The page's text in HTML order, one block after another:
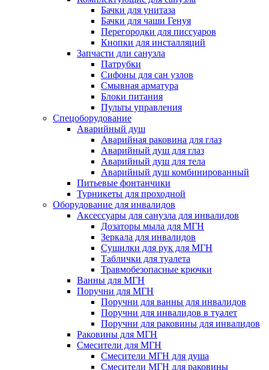
Бачки для унитаза
Бачки для чаши Генуя
Перегородки для писсуаров
Кнопки для инсталляций
Запчасти дли санузла
Патрубки
Сифоны для сан узлов
Смывная арматура
Блоки питания
Пульты управления
Спецоборудование
Аварийный душ
Аварийная раковина для глаз
Аварийный душ для глаз
Аварийный душ для тела
Аварийный душ комбинированный
Питьевые фонтанчики
Турникеты для проходной
Оборудование для инвалидов
Аксессуары для санузла для инвалидов
Дозаторы мыла для МГН
Зеркала для инвалидов
Сушилки для рук для МГН
Таблички для туалета
Травмобезопасные крючки
Ванны для МГН
Поручни для МГН
Поручни для ванны для инвалидов
Поручни для инвалидов в туалет
Поручни для раковины для инвалидов
Раковины для МГН
Смесители для МГН
Смесители МГН для душа
Смесители МГН для раковины